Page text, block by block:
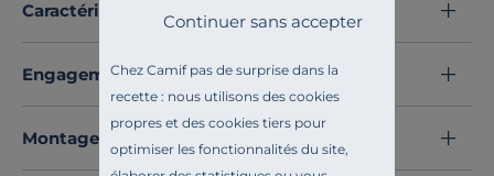
Chez Camif pas de surprise dans la
recette : nous utilisons des cookies
propres et des cookies tiers pour
optimiser les fonctionnalités du site,
Continuer sans accepter
Renouvelez la fraîcheur boisée et vivifiante de votre
intérieur avec cette recharge, pour encore plus de
Recharge Les Sentiers de la Pinède, pour une touche
de nature revitalisante, à savourer sans fin.
Découvrez toute notre sélection :
Vaporisateurs et diffuseurs
Caractéristiques techniques
Engagements et traçabilité
Montage et conseils d'entretien